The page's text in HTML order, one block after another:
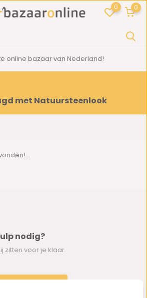
0 0
online bazaar van Nederland!
met Natuursteenlook
nodig?
zitten voor je klaar.